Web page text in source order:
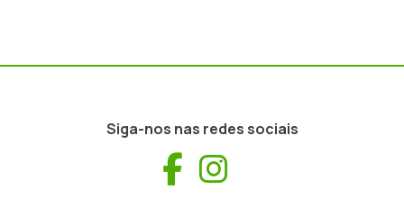
Siga-nos nas redes sociais
Facebook